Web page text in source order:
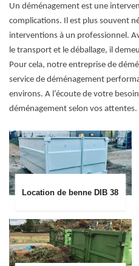
Un déménagement est une
complications. Il est plus souvent
interventions à un professionnel.
le transport et le déballage, il
Pour cela, notre entreprise de
service de déménagement
environs. A l’écoute de votre
déménagement selon vos
Location de benne DIB 38